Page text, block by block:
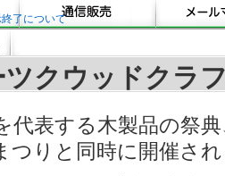
了について
ツクウッドクラ
代表する木製品の祭
つりと同時に開催さ